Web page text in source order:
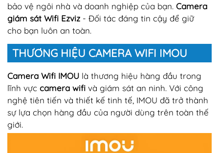
bảo vệ ngôi nhà và doanh nghiệp của bạn. Camera
giám sát Wifi Ezviz - Đối tác đáng tin cậy để giữ
cho bạn luôn an toàn.
THƯƠNG HIỆU CAMERA WIFI IMOU
Camera Wifi IMOU là thương hiệu hàng đầu trong
lĩnh vực camera wifi và giám sát an ninh. Với công
nghệ tiên tiến và thiết kế tinh tế, IMOU đã trở thành
sự lựa chọn hàng đầu của người dùng trên toàn thế
giới.